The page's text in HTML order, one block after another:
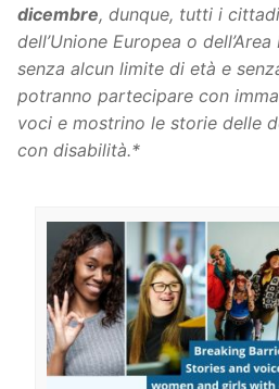
dicembre, dunque, tutti i
dell’Unione Europea o
senza alcun limite di età e
potranno partecipare con
voci e mostrino le storie delle
con disabilità.*